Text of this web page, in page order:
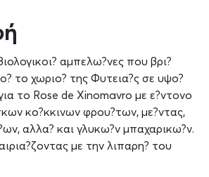
αμπελω?νες που βρι?
το χωριο? της Φυτεια?ς σε υψο?
το Rose de Xinomavro με ε?ντονο
κο?κκινων φρου?των, με?ντας,
αλλα? και γλυκω?ν μπαχαρικω?ν.
με την λιπαρη? του